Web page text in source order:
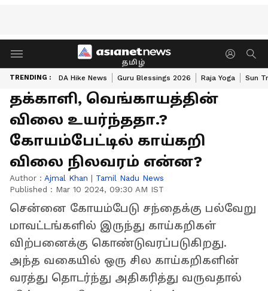
தமிழ்
TRENDING : DA Hike News Guru Blessings 2026 Raja Yoga Sun
தக்காளி, வெங்காயத்தின்
விலை உயர்ந்ததா.?
கோயம்பேட்டில் காய்கறி
விலை நிலவரம் என்ன?
Author : Ajmal Khan | Tamil Nadu News
Published : Mar 10 2024, 09:30 AM IST
சென்னை கோயம்பேடு சந்தைக்கு பல்வேறு
மாவட்டங்களில் இருந்து காய்கறிகள்
விற்பனைக்கு கொண்டுவரப்படுகிறது.
அந்த வகையில் ஒரு சில காய்கறிகளின்
வரத்து தொடர்ந்து அதிகரித்து வருவதால்